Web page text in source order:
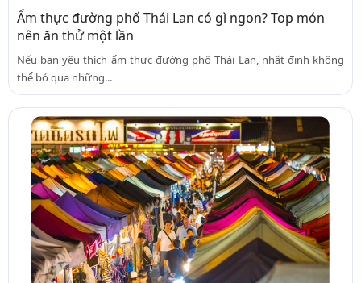
Ẩm thực đường phố Thái Lan có gì ngon? Top món
nên ăn thử một lần
Nếu bạn yêu thích ẩm thực đường phố Thái Lan, nhất định không
thể bỏ qua những...